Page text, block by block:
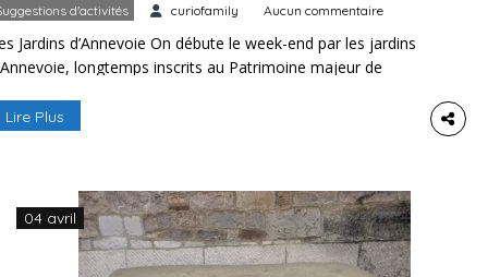
d'activités curiofamily Aucun commentaire
Jardins d’Annevoie On débute le week-end par les jardins
longtemps inscrits au Patrimoine majeur de
avec leurs haies bien taillées, leurs fontaines et
Lire Plus
04 avril